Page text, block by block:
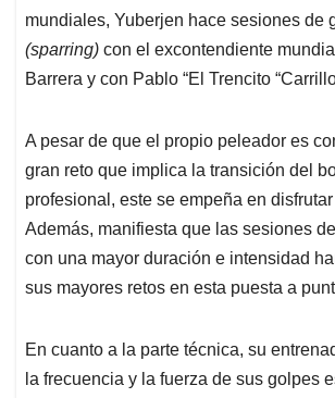
mundiales, Yuberjen hace sesiones de
(sparring) con el excontendiente
Barrera y con Pablo “El Trencito
A pesar de que el propio peleador es
gran reto que implica la transición del
profesional, este se empeña en
Además, manifiesta que las sesiones
con una mayor duración e intensidad
sus mayores retos en esta puesta a
En cuanto a la parte técnica, su
la frecuencia y la fuerza de sus golpes